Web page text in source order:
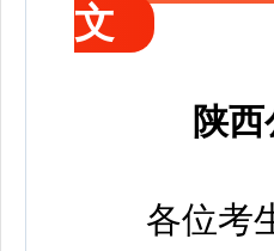
文
陕
各位考